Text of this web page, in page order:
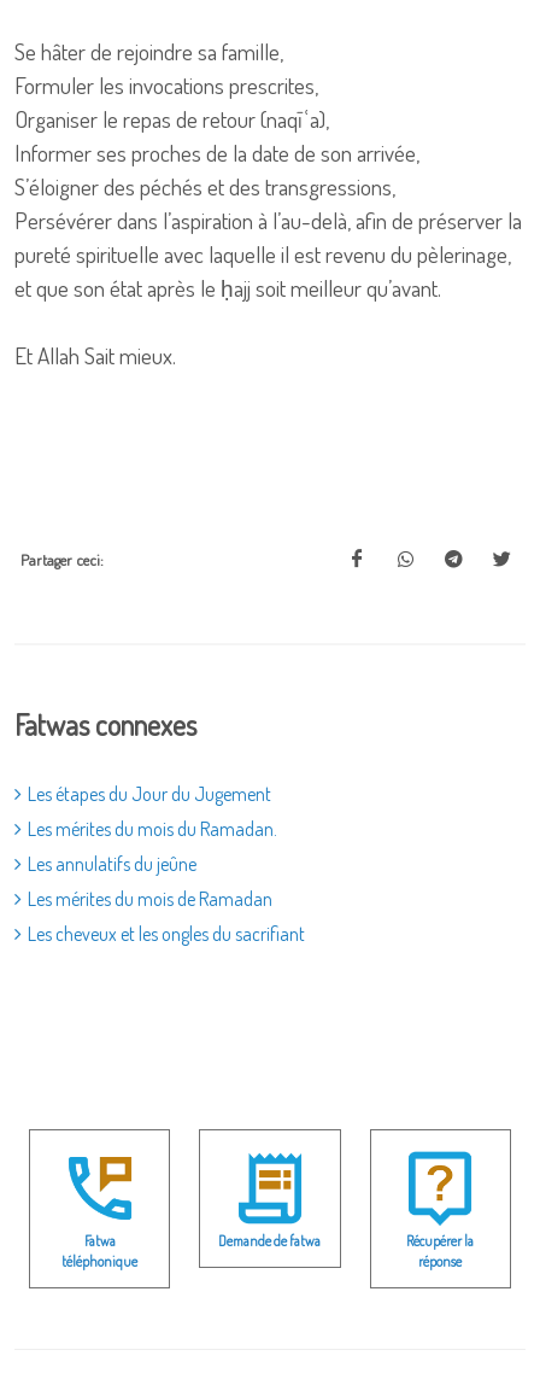
Se hâter de rejoindre sa famille,
Formuler les invocations prescrites,
Organiser le repas de retour (naqīʿa),
Informer ses proches de la date de son arrivée,
S’éloigner des péchés et des transgressions,
Persévérer dans l’aspiration à l’au-delà, afin de préserver la
pureté spirituelle avec laquelle il est revenu du pèlerinage,
et que son état après le ḥajj soit meilleur qu’avant.
Et Allah Sait mieux.
Partager ceci:
Fatwas connexes
Les étapes du Jour du Jugement
Les mérites du mois du Ramadan.
Les annulatifs du jeûne
Les mérites du mois de Ramadan
Les cheveux et les ongles du sacrifiant
Fatwa
téléphonique
Demande de fatwa
Récupérer la
réponse